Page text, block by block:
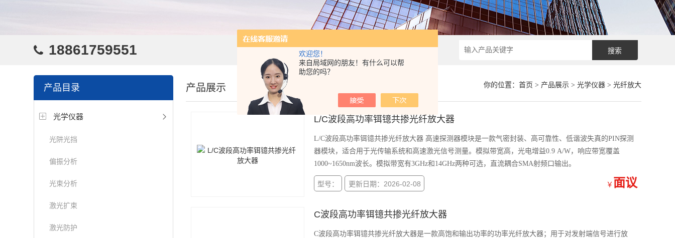
欢迎您！
来自局域网的朋友！有什么可以帮
助您的吗？
18861759551
产品目录
光学仪器
光阱光挡
偏振分析
光束分析
激光扩束
激光防护
你的位置： 首页 > 产品展示> 光学仪器> 光纤放大
产品展示
L/C波段高功率铒镱共掺光纤放大器
L/C波段高功率铒镱共掺光纤放大器 高速探测器模块是一款气密封装、高可靠性、低谐波失真的PIN探测
器模块，适合用于光传输系统和高速激光信号测量。模拟带宽高，光电增益0.9 A/W，响应带宽覆盖
1000~1650nm波长。模拟带宽有3GHz和14GHz两种可选，直流耦合SMA射频口输出。
型号： 更新日期：2026-02-08 ￥ 面议
C波段高功率铒镱共掺光纤放大器
C波段高功率铒镱共掺光纤放大器是一款高饱和输出功率的功率光纤放大器；用于对发射端信号进行放